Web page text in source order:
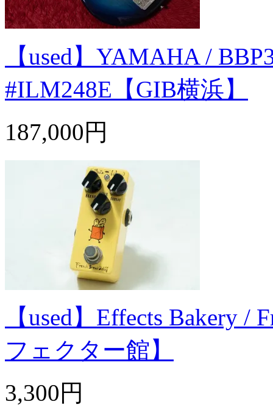
【used】YAMAHA /
#ILM248E【GIB横浜】
187,000円
【used】Effects Bakery /
フェクター館】
3,300円